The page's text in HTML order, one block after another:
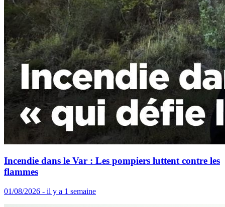
Incendie dans le Var : Les pompiers luttent contre les
flammes
01/08/2026 - il y a 1 semaine